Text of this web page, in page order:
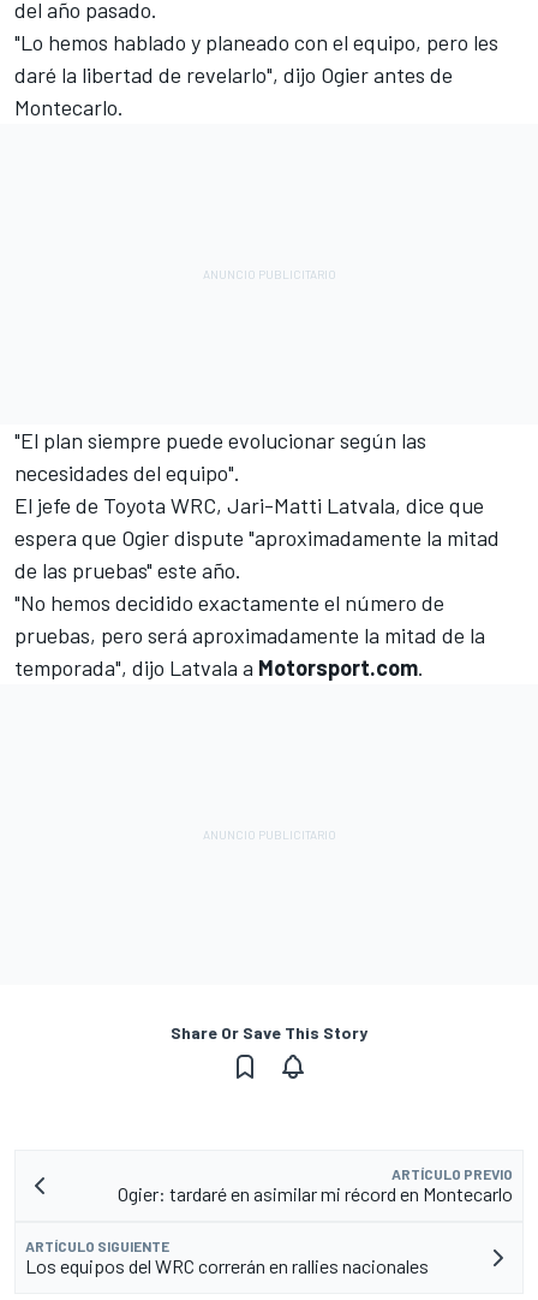
del año pasado.
"Lo hemos hablado y planeado con el equipo, pero les
daré la libertad de revelarlo", dijo Ogier antes de
Montecarlo.
"El plan siempre puede evolucionar según las
necesidades del equipo".
El jefe de Toyota WRC, Jari-Matti Latvala, dice que
espera que Ogier dispute "aproximadamente la mitad
de las pruebas" este año.
"No hemos decidido exactamente el número de
pruebas, pero será aproximadamente la mitad de la
temporada", dijo Latvala a Motorsport.com.
Share Or Save This Story
ARTÍCULO PREVIO
Ogier: tardaré en asimilar mi récord en Montecarlo
ARTÍCULO SIGUIENTE
Los equipos del WRC correrán en rallies nacionales